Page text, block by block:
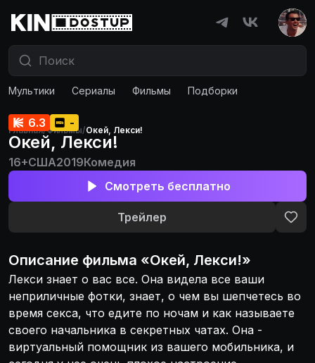
Мультики Сериалы Фильмы Подборки
Главная/Фильмы/Окей, Лекси!
6.3 -
Окей, Лекси!
16+США2019Комедия
Смотреть бесплатно
Трейлер
Описание фильма «Окей, Лекси!»
Лекси знает о вас все. Она видела все ваши
неприличные фотки, знает, о чем вы шепчетесь во
время секса, что едите по ночам и как называете
своего начальника в секретных чатах. Она -
виртуальный помощник из вашего мобильника, и